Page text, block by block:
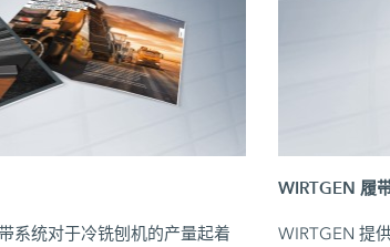
系统对于冷铣刨机的产量起着
WIRTGEN 履
WIRTGEN 提